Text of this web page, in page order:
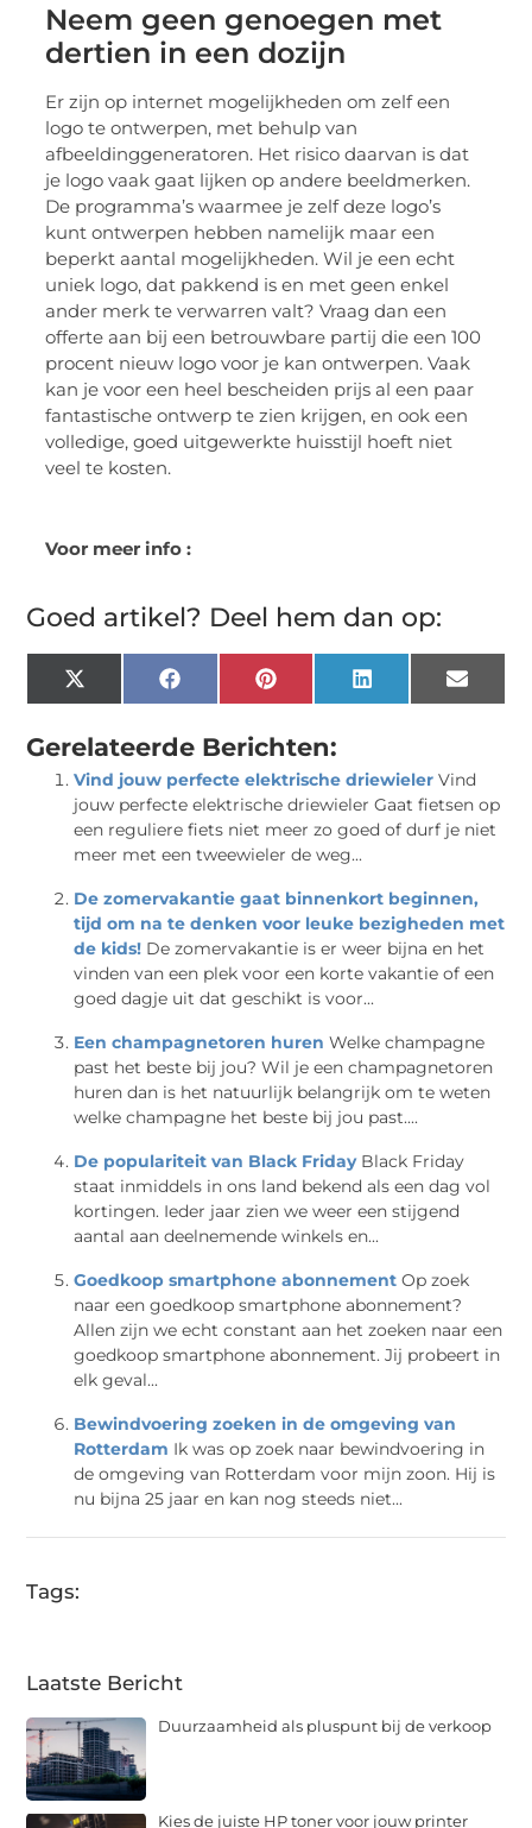
Neem geen genoegen met
dertien in een dozijn
Er zijn op internet mogelijkheden om zelf een
logo te ontwerpen, met behulp van
afbeeldinggeneratoren. Het risico daarvan is dat
je logo vaak gaat lijken op andere beeldmerken.
De programma’s waarmee je zelf deze logo’s
kunt ontwerpen hebben namelijk maar een
beperkt aantal mogelijkheden. Wil je een echt
uniek logo, dat pakkend is en met geen enkel
ander merk te verwarren valt? Vraag dan een
offerte aan bij een betrouwbare partij die een 100
procent nieuw logo voor je kan ontwerpen. Vaak
kan je voor een heel bescheiden prijs al een paar
fantastische ontwerp te zien krijgen, en ook een
volledige, goed uitgewerkte huisstijl hoeft niet
veel te kosten.
Voor meer info :
Goed artikel? Deel hem dan op:
X
(Twitter)
FacebookPinterestLinkedInEmail
Gerelateerde Berichten:
Vind jouw perfecte elektrische driewieler Vind
jouw perfecte elektrische driewieler Gaat fietsen op
een reguliere fiets niet meer zo goed of durf je niet
meer met een tweewieler de weg...
De zomervakantie gaat binnenkort beginnen,
tijd om na te denken voor leuke bezigheden met
de kids! De zomervakantie is er weer bijna en het
vinden van een plek voor een korte vakantie of een
goed dagje uit dat geschikt is voor...
Een champagnetoren huren Welke champagne
past het beste bij jou? Wil je een champagnetoren
huren dan is het natuurlijk belangrijk om te weten
welke champagne het beste bij jou past....
De populariteit van Black Friday Black Friday
staat inmiddels in ons land bekend als een dag vol
kortingen. Ieder jaar zien we weer een stijgend
aantal aan deelnemende winkels en...
Goedkoop smartphone abonnement Op zoek
naar een goedkoop smartphone abonnement?
Allen zijn we echt constant aan het zoeken naar een
goedkoop smartphone abonnement. Jij probeert in
elk geval...
Bewindvoering zoeken in de omgeving van
Rotterdam Ik was op zoek naar bewindvoering in
de omgeving van Rotterdam voor mijn zoon. Hij is
nu bijna 25 jaar en kan nog steeds niet...
Tags:
Laatste Bericht
Duurzaamheid als pluspunt bij de verkoop
Kies de juiste HP toner voor jouw printer